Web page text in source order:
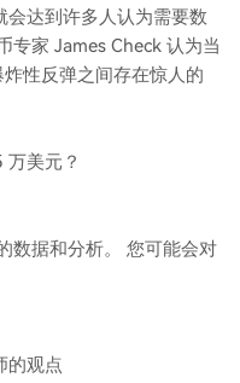
达到许多人认为需要数
专家 James Check 认为当
性反弹之间存在惊人的
美元？
数据和分析。 您可能会对
的观点